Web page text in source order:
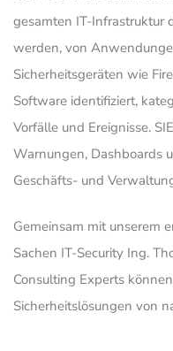
gesamten IT-Infrastruktur
werden, von
Sicherheitsgeräten wie
Software identifiziert,
Vorfälle und Ereignisse.
Warnungen, Dashboards
Geschäfts- und
Gemeinsam mit unserem
Sachen IT-Security Ing.
Consulting Experts
Sicherheitslösungen von